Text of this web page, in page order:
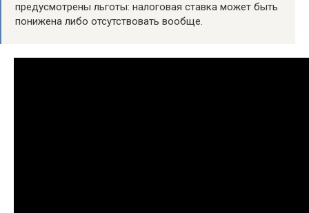
предусмотрены льготы: налоговая ставка может быть
понижена либо отсутствовать вообще.